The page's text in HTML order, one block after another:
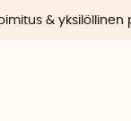
& yksilöllinen